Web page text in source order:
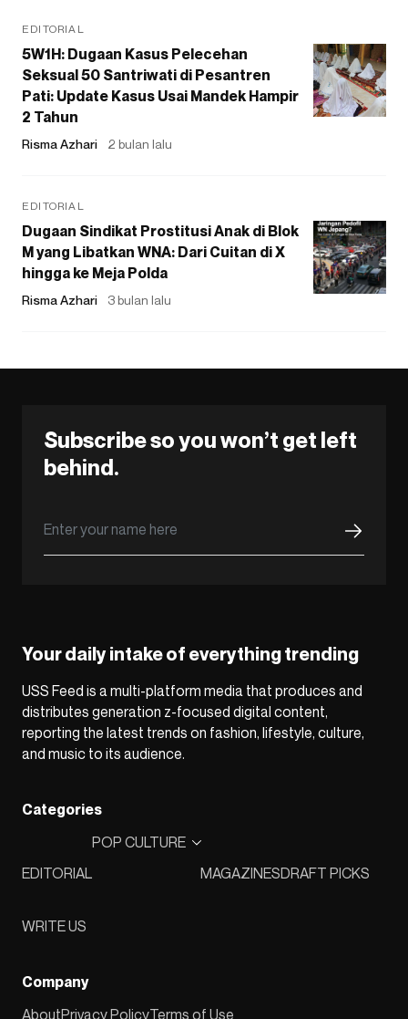
EDITORIAL
5W1H: Dugaan Kasus Pelecehan
Seksual 50 Santriwati di Pesantren
Pati: Update Kasus Usai Mandek Hampir
2 Tahun
Risma Azhari 2 bulan lalu
EDITORIAL
Dugaan Sindikat Prostitusi Anak di Blok
M yang Libatkan WNA: Dari Cuitan di X
hingga ke Meja Polda
Risma Azhari 3 bulan lalu
Subscribe so you won’t get left
behind.
Your daily intake of everything trending
USS Feed is a multi-platform media that produces and
distributes generation z-focused digital content,
reporting the latest trends on fashion, lifestyle, culture,
and music to its audience.
Categories
EDITORIAL
POP CULTURE
MAGAZINESDRAFT PICKS
WRITE US
Company
AboutPrivacy PolicyTerms of Use